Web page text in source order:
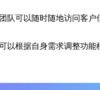
队可以随时随地访问客户
以根据自身需求调整功能